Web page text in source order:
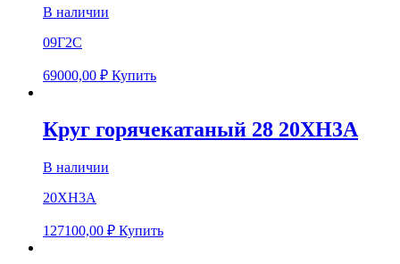
В наличии
09Г2С
69000,00 ₽ Купить
Круг горячекатаный 28 20ХН3А
В наличии
20ХН3А
127100,00 ₽ Купить